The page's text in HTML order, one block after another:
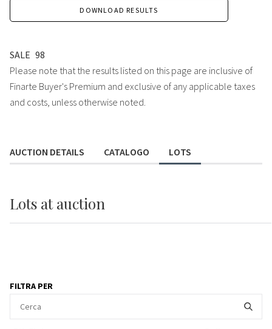
DOWNLOAD RESULTS
SALE 98
Please note that the results listed on this page are inclusive of
Finarte Buyer's Premium and exclusive of any applicable taxes
and costs, unless otherwise noted.
AUCTION DETAILS CATALOGO LOTS
Lots at auction
FILTRA PER